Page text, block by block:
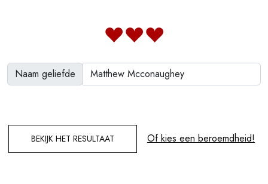
Naam geliefde
BEKIJK HET RESULTAAT Of kies een beroemdheid!